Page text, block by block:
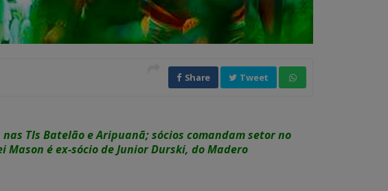
Share Tweet
TIs Batelão e Aripuanã; sócios comandam setor no
é ex-sócio de Junior Durski, do Madero